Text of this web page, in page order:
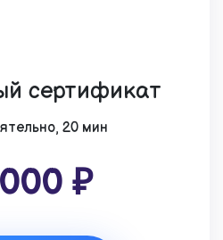
сертификат
20 мин
₽